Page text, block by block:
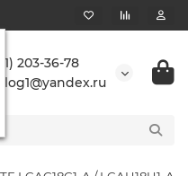
203-36-78